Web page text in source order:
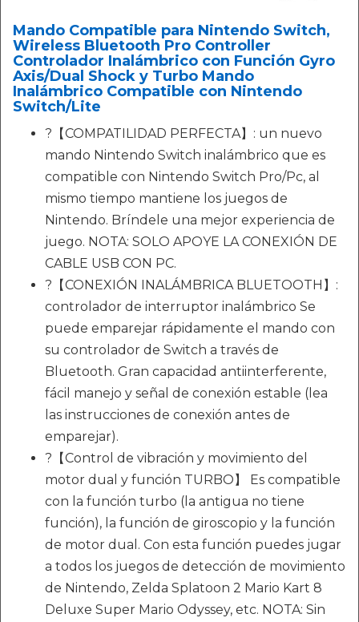
Mando Compatible para Nintendo Switch,
Wireless Bluetooth Pro Controller
Controlador Inalámbrico con Función Gyro
Axis/Dual Shock y Turbo Mando
Inalámbrico Compatible con Nintendo
Switch/Lite
?【COMPATILIDAD PERFECTA】: un nuevo
mando Nintendo Switch inalámbrico que es
compatible con Nintendo Switch Pro/Pc, al
mismo tiempo mantiene los juegos de
Nintendo. Bríndele una mejor experiencia de
juego. NOTA: SOLO APOYE LA CONEXIÓN DE
CABLE USB CON PC.
?【CONEXIÓN INALÁMBRICA BLUETOOTH】:
controlador de interruptor inalámbrico Se
puede emparejar rápidamente el mando con
su controlador de Switch a través de
Bluetooth. Gran capacidad antiinterferente,
fácil manejo y señal de conexión estable (lea
las instrucciones de conexión antes de
emparejar).
?【Control de vibración y movimiento del
motor dual y función TURBO】 Es compatible
con la función turbo (la antigua no tiene
función), la función de giroscopio y la función
de motor dual. Con esta función puedes jugar
a todos los juegos de detección de movimiento
de Nintendo, Zelda Splatoon 2 Mario Kart 8
Deluxe Super Mario Odyssey, etc. NOTA: Sin